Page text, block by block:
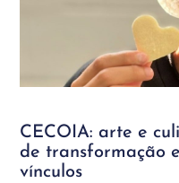
CECOIA: arte e
de transformação
vínculos